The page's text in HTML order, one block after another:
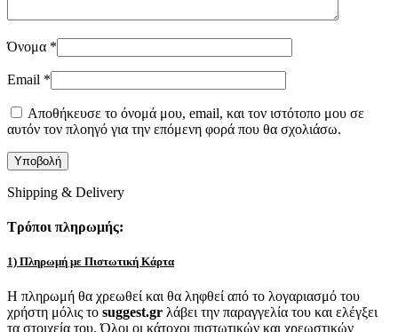
Όνομα *
Email *
Αποθήκευσε το όνομά μου, email, και τον ιστότοπο μου σε
αυτόν τον πλοηγό για την επόμενη φορά που θα σχολιάσω.
Shipping & Delivery
Τρόποι πληρωμής:
1) Πληρωμή με Πιστωτική Κάρτα
Η πληρωμή θα χρεωθεί και θα ληφθεί από το λογαριασμό του
χρήστη μόλις το suggest.gr λάβει την παραγγελία του και ελέγξει
τα στοιχεία του. Όλοι οι κάτοχοι πιστωτικών και χρεωστικών